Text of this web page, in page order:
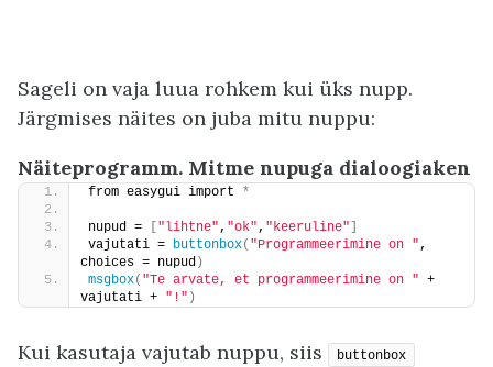
Sageli on vaja luua rohkem kui üks nupp.
Järgmises näites on juba mitu nuppu:
Näiteprogramm. Mitme nupuga dialoogiaken
from easygui import *
nupud = "lihtne", "ok", "keeruline"
vajutati = buttonbox( "Programmeerimine on ",
choices = nupud )
msgbox( "Te arvate, et programmeerimine on " +
vajutati + "!" )
Kui kasutaja vajutab nuppu, siis buttonbox